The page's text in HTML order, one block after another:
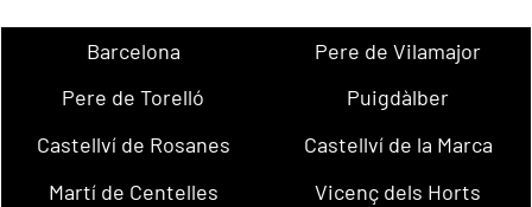
Barcelona
Pere de Vilamajor
Pere de Torelló
Puigdàlber
Castellví de Rosanes
Castellví de la Marca
Martí de Centelles
Vicenç dels Horts